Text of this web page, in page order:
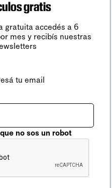
gratis
gratuita accedés a 6
mes y recibís nuestras
tu email
no sos un robot